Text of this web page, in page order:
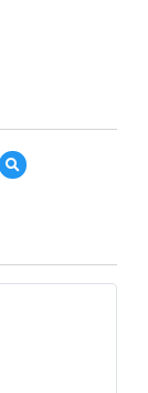
預
覽
螢
幕